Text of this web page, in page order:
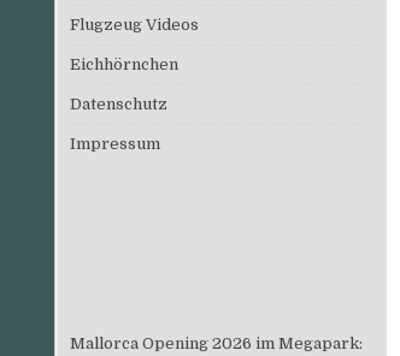
Flugzeug Videos
Eichhörnchen
Datenschutz
Impressum
Mallorca Opening 2026 im Megapark: